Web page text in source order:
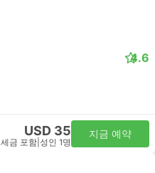
4.6
USD 35
세금 포함 성인 1명
지금 예약